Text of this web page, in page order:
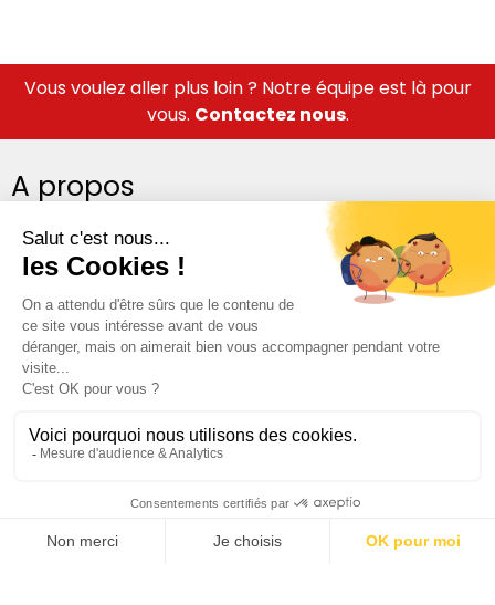
Vous voulez aller plus loin ? Notre équipe est là pour
vous. Contactez nous.
A propos
Notre équipe
Nos bureaux
Suivez-nous